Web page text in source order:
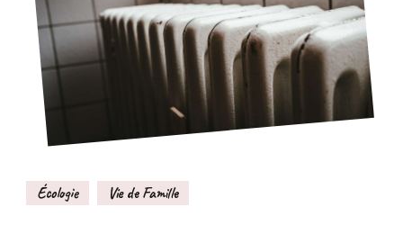
Écologie Vie de Famille